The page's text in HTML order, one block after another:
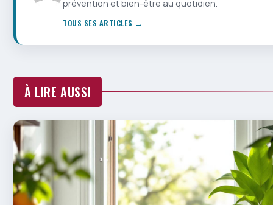
prévention et bien-être au quotidien.
TOUS SES ARTICLES →
À LIRE AUSSI